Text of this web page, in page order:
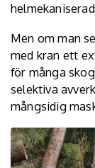
Men om man
med kran ett
för många
selektiva
mångsidig